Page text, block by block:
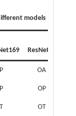
models
ResNet50
OA
OP
OT